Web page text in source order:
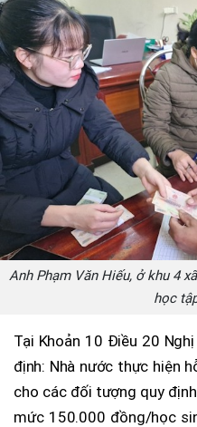
Anh Phạm Văn Hiếu, ở khu 4
học
Tại Khoản 10 Điều 20
định: Nhà nước thực hiện
cho các đối tượng quy
mức 150.000 đồng/học